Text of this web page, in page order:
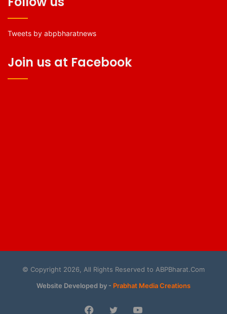
Tweets by abpbharatnews
Join us at Facebook
© Copyright 2026, All Rights Reserved to ABPBharat.Com
Website Developed by - Prabhat Media Creations
Facebook
TwitterYouTube